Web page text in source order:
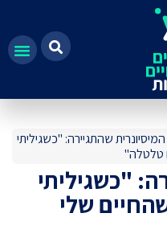
המיסיונרית שהתגיירה: "כשגיליתי
טלטלה"
"כשגיליתי
שלי